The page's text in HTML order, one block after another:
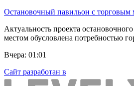
Остановочный павильон с торговым
Актуальность проекта
местом обусловлена потребностью
Вчера: 01:01
Сайт разработан в